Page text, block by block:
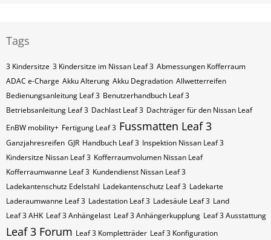
Tags
3 Kindersitze 3 Kindersitze im Nissan Leaf 3 Abmessungen Kofferraum
ADAC e-Charge Akku Alterung Akku Degradation Allwetterreifen
Bedienungsanleitung Leaf 3 Benutzerhandbuch Leaf 3
Betriebsanleitung Leaf 3 Dachlast Leaf 3 Dachträger für den Nissan Leaf
EnBW mobility+ Fertigung Leaf 3 Fussmatten Leaf 3
Ganzjahresreifen GJR Handbuch Leaf 3 Inspektion Nissan Leaf 3
Kindersitze Nissan Leaf 3 Kofferraumvolumen Nissan Leaf
Kofferraumwanne Leaf 3 Kundendienst Nissan Leaf 3
Ladekantenschutz Edelstahl Ladekantenschutz Leaf 3 Ladekarte
Laderaumwanne Leaf 3 Ladestation Leaf 3 Ladesäule Leaf 3 Land
Leaf 3 AHK Leaf 3 Anhängelast Leaf 3 Anhängerkupplung Leaf 3 Ausstattung
Leaf 3 Forum Leaf 3 Kompletträder Leaf 3 Konfiguration